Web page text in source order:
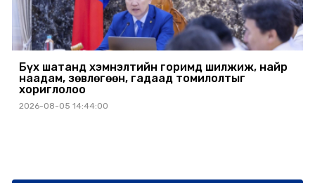
Бүх шатанд хэмнэлтийн горимд шилжиж, найр
наадам, зөвлөгөөн, гадаад томилолтыг
хориглолоо
2026-08-05 14:44:00